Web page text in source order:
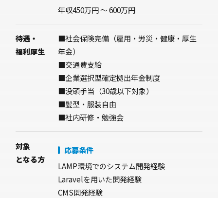
年収450万円 〜 600万円
待遇・
福利厚生
■社会保険完備（雇用・労災・健康・厚生
年金）
■交通費支給
■企業選択型確定拠出年金制度
■没頭手当（30歳以下対象）
■髪型・服装自由
■社内研修・勉強会
対象
となる方
応募条件
LAMP環境でのシステム開発経験
Laravelを用いた開発経験
CMS開発経験